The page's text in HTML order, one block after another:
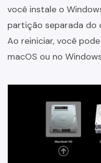
você instale o
partição separada do
Ao reiniciar, você
macOS ou no